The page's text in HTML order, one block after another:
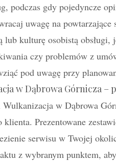
podczas gdy pojedyncze
uwagę na
lub kulturę osobistą
czy problemów z
pod uwagę przy
w Dąbrowa Górnicza –
w Dąbrowa
klienta. Prezentowane
serwisu w Twojej
z wybranym punktem,